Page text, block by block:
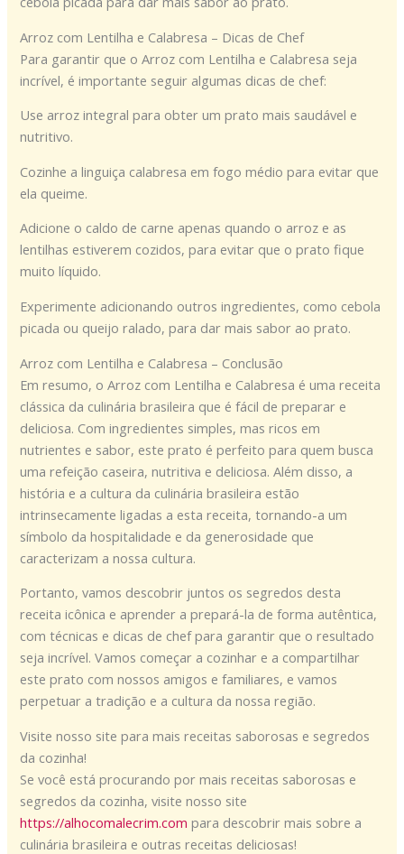
Arroz com Lentilha e Calabresa – Dicas de Chef
Para garantir que o Arroz com Lentilha e Calabresa seja
incrível, é importante seguir algumas dicas de chef:
Use arroz integral para obter um prato mais saudável e
nutritivo.
Cozinhe a linguiça calabresa em fogo médio para evitar que
ela queime.
Adicione o caldo de carne apenas quando o arroz e as
lentilhas estiverem cozidos, para evitar que o prato fique
muito líquido.
Experimente adicionando outros ingredientes, como cebola
picada ou queijo ralado, para dar mais sabor ao prato.
Arroz com Lentilha e Calabresa – Conclusão
Em resumo, o Arroz com Lentilha e Calabresa é uma receita
clássica da culinária brasileira que é fácil de preparar e
deliciosa. Com ingredientes simples, mas ricos em
nutrientes e sabor, este prato é perfeito para quem busca
uma refeição caseira, nutritiva e deliciosa. Além disso, a
história e a cultura da culinária brasileira estão
intrinsecamente ligadas a esta receita, tornando-a um
símbolo da hospitalidade e da generosidade que
caracterizam a nossa cultura.
Portanto, vamos descobrir juntos os segredos desta
receita icônica e aprender a prepará-la de forma autêntica,
com técnicas e dicas de chef para garantir que o resultado
seja incrível. Vamos começar a cozinhar e a compartilhar
este prato com nossos amigos e familiares, e vamos
perpetuar a tradição e a cultura da nossa região.
Visite nosso site para mais receitas saborosas e segredos
da cozinha!
Se você está procurando por mais receitas saborosas e
segredos da cozinha, visite nosso site
https://alhocomalecrim.com para descobrir mais sobre a
culinária brasileira e outras receitas deliciosas!